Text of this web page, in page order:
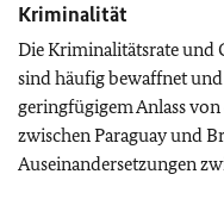
Kriminalität
Die Kriminalitätsrate und
sind häufig bewaffnet
geringfügigem Anlass
zwischen Paraguay und
Auseinandersetzungen